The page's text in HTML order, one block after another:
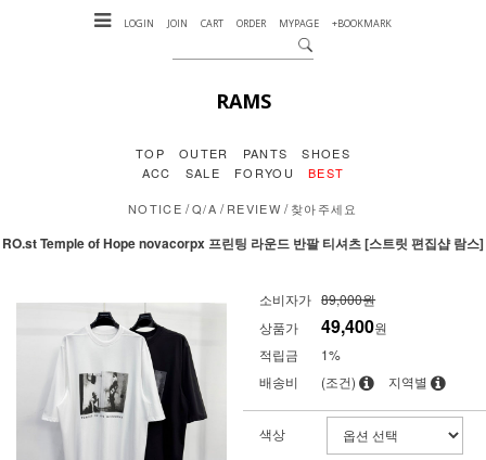
LOGIN JOIN CART ORDER MYPAGE +BOOKMARK
RAMS
TOP OUTER PANTS
SHOES
ACC
SALE FORYOU BEST
NOTICE /Q/A /REVIEW /찾아주세요
RO.st Temple of Hope novacorpx 프린팅 라운드 반팔 티셔츠 [스트릿 편집샵 람스]
소비자가 89,000원
상품가
49,400원
적립금
1%
배송비
(조건) 지역별
색상